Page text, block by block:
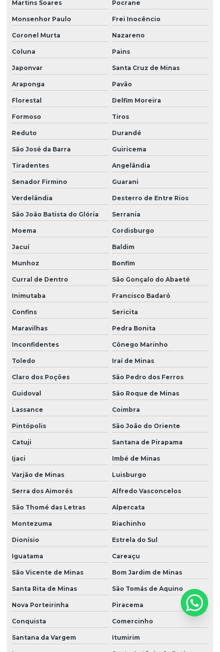
Martins Soares Pocrane
Monsenhor Paulo Frei Inocêncio
Coronel Murta Nazareno
Coluna Pains
Japonvar Santa Cruz de Minas
Araponga Pavão
Florestal Delfim Moreira
Formoso Tiros
Reduto Durandé
São José da Barra Guiricema
Tiradentes Angelândia
Senador Firmino Guarani
Verdelândia Desterro de Entre Rios
São João Batista do Glória Serrania
Moema Cordisburgo
Jacuí Baldim
Munhoz Bonfim
Curral de Dentro São Gonçalo do Abaeté
Inimutaba Francisco Badaró
Confins Sericita
Maravilhas Pedra Bonita
Inconfidentes Cônego Marinho
Toledo Iraí de Minas
Claro dos Poções São Pedro dos Ferros
Guidoval São Roque de Minas
Lassance Coimbra
Pintópolis São João do Oriente
Catuji Santana de Pirapama
Ijaci Imbé de Minas
Varjão de Minas Luisburgo
Serra dos Aimorés Alfredo Vasconcelos
São Thomé das Letras Alpercata
Montezuma Riachinho
Dionísio Estrela do Sul
Iguatama Careaçu
São Vicente de Minas Bom Jardim de Minas
Santa Rita de Minas São Tomás de Aquino
Nova Porteirinha Piracema
Conquista Comercinho
Santana da Vargem Itumirim